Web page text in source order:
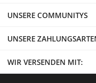
UNSERE COMMUNITYS
UNSERE
WIR VERSENDEN MIT: